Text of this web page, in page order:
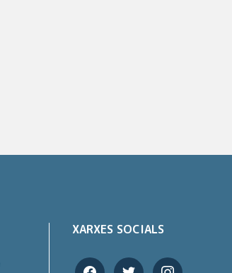
XARXES SOCIALS
facebooktwitter instagram